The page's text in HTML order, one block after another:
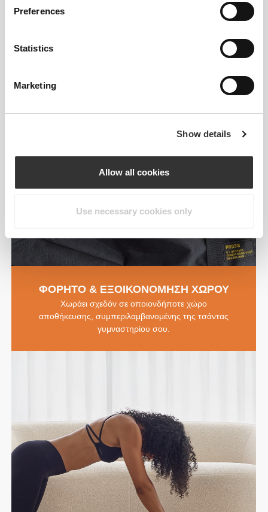
Preferences
Statistics
Marketing
Show details
Allow all cookies
Use necessary cookies only
ΦΟΡΗΤΟ & ΕΞΟΙΚΟΝΟΜΗΣΗ ΧΩΡΟΥ
Χωράει σχεδόν σε οποιονδήποτε χώρο
αποθήκευσης, συμπεριλαμβανομένης της τσάντας
γυμναστηρίου σου.